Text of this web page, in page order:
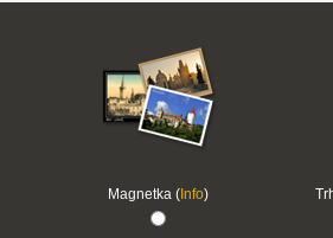
Magnetka (Info)